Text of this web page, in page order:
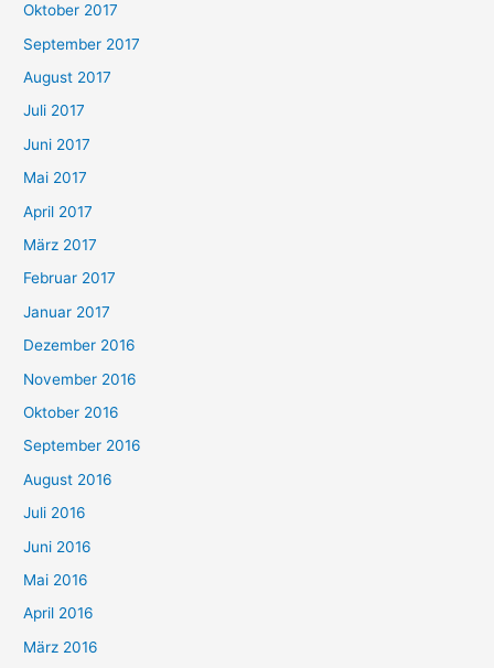
Oktober 2017
September 2017
August 2017
Juli 2017
Juni 2017
Mai 2017
April 2017
März 2017
Februar 2017
Januar 2017
Dezember 2016
November 2016
Oktober 2016
September 2016
August 2016
Juli 2016
Juni 2016
Mai 2016
April 2016
März 2016